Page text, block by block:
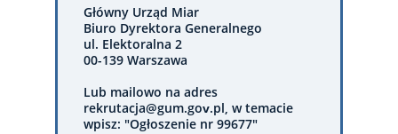
Główny Urząd Miar
Biuro Dyrektora Generalnego
ul. Elektoralna 2
00-139 Warszawa
Lub mailowo na adres
rekrutacja@gum.gov.pl, w temacie
wpisz: "Ogłoszenie nr 99677"